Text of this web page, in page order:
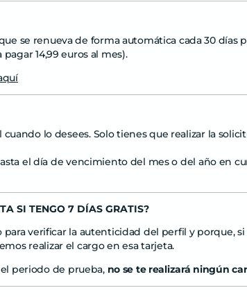
se renueva de forma automática cada 30 días
pagar14,99 euros al mes).
lo desees. Solo tienes que realizar la
el día de vencimiento del mes o del año en
SI TENGO 7 DÍAS GRATIS?
verificar la autenticidad del perfil y porque,
realizar el cargo en esa tarjeta.
periodo de prueba, no se te realizará ningún